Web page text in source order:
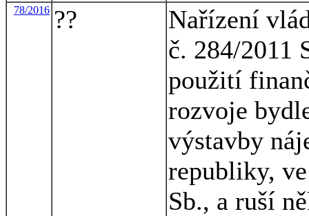
78/2016 ??
Nařízení
č. 284/2011
použití
rozvoje
výstavby
republiky,
Sb., a ruší